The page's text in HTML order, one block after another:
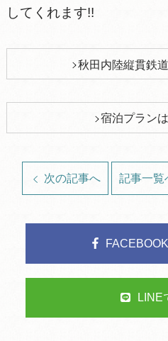
してくれます!!
秋田内陸縦貫鉄
宿泊プラン
次の記事へ 記事一覧
LINE